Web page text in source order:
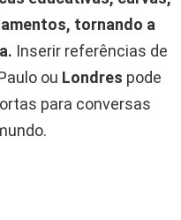
tornando a
Inserir referências de
ou Londres pode
para conversas